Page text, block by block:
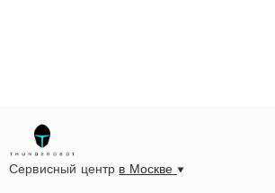
Сервисный центр в Москве